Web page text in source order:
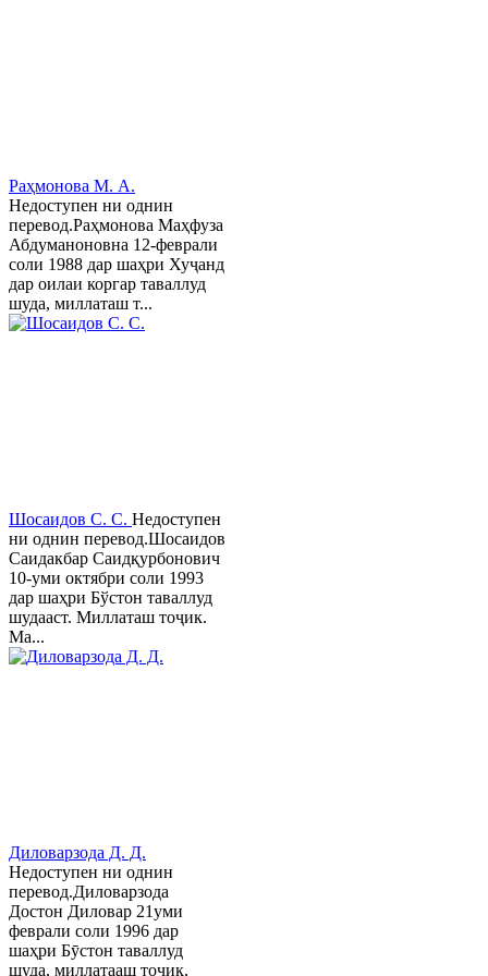
Раҳмонова М. А.
Недоступен ни однин
перевод.Раҳмонова Маҳфуза
Абдуманоновна 12-феврали
соли 1988 дар шаҳри Хуҷанд
дар оилаи коргар таваллуд
шуда, миллаташ т...
Шосаидов С. С. Недоступен
ни однин перевод.Шосаидов
Саидакбар Саидқурбонович
10-уми октябри соли 1993
дар шаҳри Бўстон таваллуд
шудааст. Миллаташ тоҷик.
Ма...
Диловарзода Д. Д.
Недоступен ни однин
перевод.Диловарзода
Достон Диловар 21уми
феврали соли 1996 дар
шаҳри Бӯстон таваллуд
шуда, миллатааш тоҷик,